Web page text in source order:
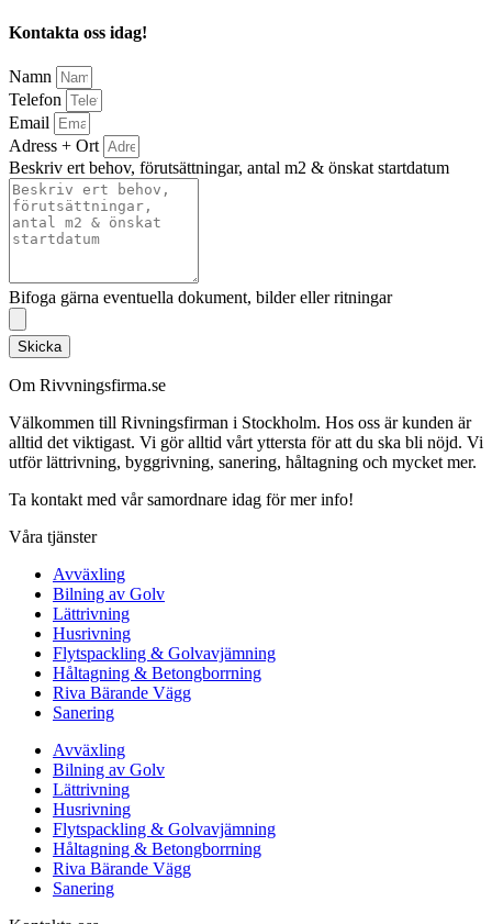
Kontakta oss idag!
Namn
Telefon
Email
Adress + Ort
Beskriv ert behov, förutsättningar, antal m2 & önskat startdatum
Bifoga gärna eventuella dokument, bilder eller ritningar
Skicka
Om Rivvningsfirma.se
Välkommen till Rivningsfirman i Stockholm. Hos oss är kunden är
alltid det viktigast. Vi gör alltid vårt yttersta för att du ska bli nöjd. Vi
utför lättrivning, byggrivning, sanering, håltagning och mycket mer.
Ta kontakt med vår samordnare idag för mer info!
Våra tjänster
Avväxling
Bilning av Golv
Lättrivning
Husrivning
Flytspackling & Golvavjämning
Håltagning & Betongborrning
Riva Bärande Vägg
Sanering
Avväxling
Bilning av Golv
Lättrivning
Husrivning
Flytspackling & Golvavjämning
Håltagning & Betongborrning
Riva Bärande Vägg
Sanering